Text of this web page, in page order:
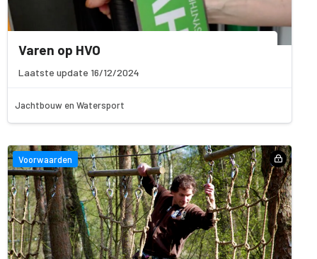
Varen op HVO
Laatste update 16/12/2024
Jachtbouw en Watersport
Voorwaarden